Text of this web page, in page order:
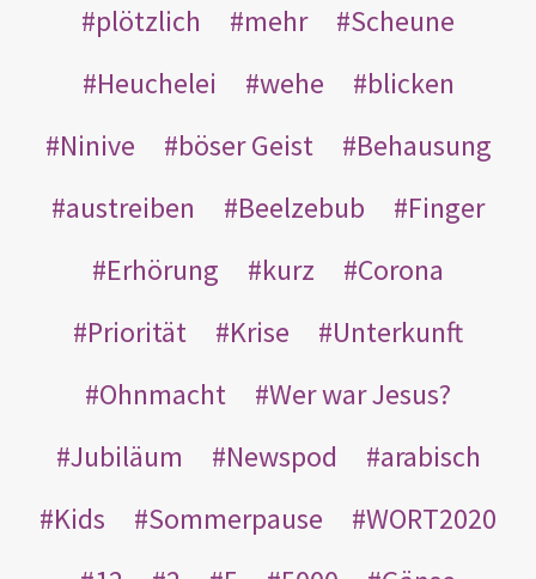
plötzlich
mehr
Scheune
Heuchelei
wehe
blicken
Ninive
böser Geist
Behausung
austreiben
Beelzebub
Finger
Erhörung
kurz
Corona
Priorität
Krise
Unterkunft
Ohnmacht
Wer war Jesus?
Jubiläum
Newspod
arabisch
Kids
Sommerpause
WORT2020